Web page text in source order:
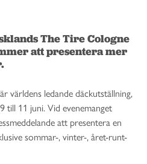
The Tire Cologne
att presentera mer
världens ledande däckutställning,
till 11 juni. Vid evenemanget
att presentera en
sommar-, vinter-, året-runt-